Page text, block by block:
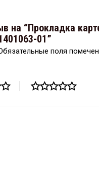
на “Прокладка
01”
поля